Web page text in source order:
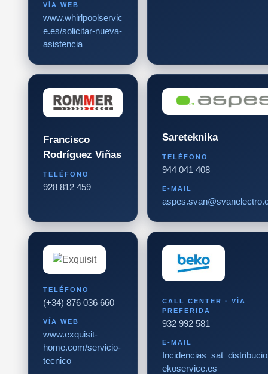
VÍA WEB
www.whirlpoolservic
e.es/solicitar-nueva-
asistencia
Francisco
Rodríguez Viñas
TELÉFONO
928 812 459
Sareteknika
TELÉFONO
944 041 408
E-MAIL
TELÉFONO
(+34) 876 036 660
VÍA WEB
www.exquisit-
home.com/servicio-
tecnico
CALL CENTER · VÍA
PREFERIDA
932 992 581
E-MAIL
ekoservice.es